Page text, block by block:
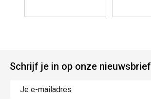
Schrijf je in op onze nieuwsbrief